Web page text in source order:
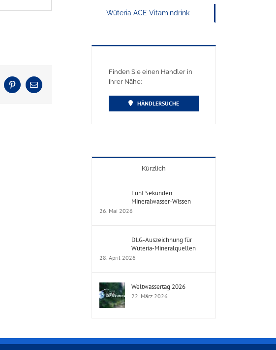
PinterestE-
Mail
Wüteria ACE Vitamindrink
Finden Sie einen Händler in
Ihrer Nähe:
HÄNDLERSUCHE
Kürzlich
Fünf Sekunden
Mineralwasser-Wissen
26. Mai 2026
DLG-Auszeichnung für
Wüteria-Mineralquellen
28. April 2026
Weltwassertag 2026
22. März 2026